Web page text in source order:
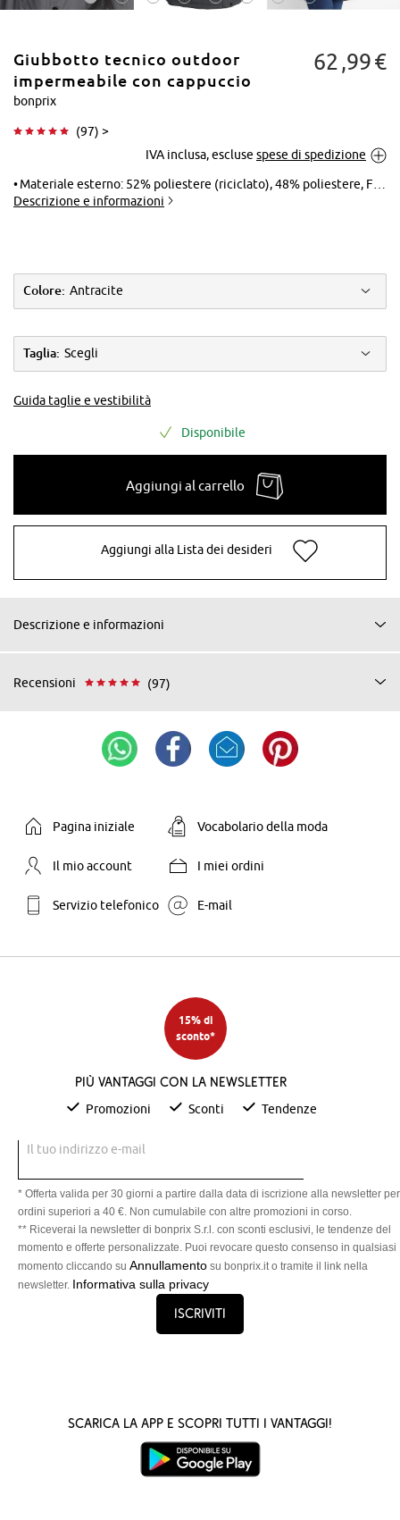
ingrandire
Giubbotto tecnico outdoor
impermeabile con cappuccio
bonprix
(97) >
62 99€
IVA inclusa, escluse spese di spedizione
Materiale esterno: 52% poliestere (riciclato), 48% poliestere, Fodera: 100% poliestere, Imbottitura: 100% poliestere, Pelliccia ecologica: 55% modacrilico, 45% poliacrilico
Descrizione e informazioni
Colore: Antracite
Taglia: Scegli
Guida taglie e vestibilità
Disponibile
Aggiungi al carrello
Aggiungi alla Lista dei desideri
Descrizione e informazioni
Recensioni (97)
Pagina iniziale Vocabolario della moda
Il mio account I miei ordini
Servizio telefonico E-mail
15% di
sconto*
Più vantaggi con la newsletter
Promozioni Sconti Tendenze
Il tuo indirizzo e-mail
* Offerta valida per 30 giorni a partire dalla data di iscrizione alla newsletter per
ordini superiori a 40 €. Non cumulabile con altre promozioni in corso.
** Riceverai la newsletter di bonprix S.r.l. con sconti esclusivi, le tendenze del
momento e offerte personalizzate. Puoi revocare questo consenso in qualsiasi
momento cliccando su Annullamento su bonprix.it o tramite il link nella
newsletter. Informativa sulla privacy
Iscriviti
Scarica la App e scopri tutti i vantaggi!